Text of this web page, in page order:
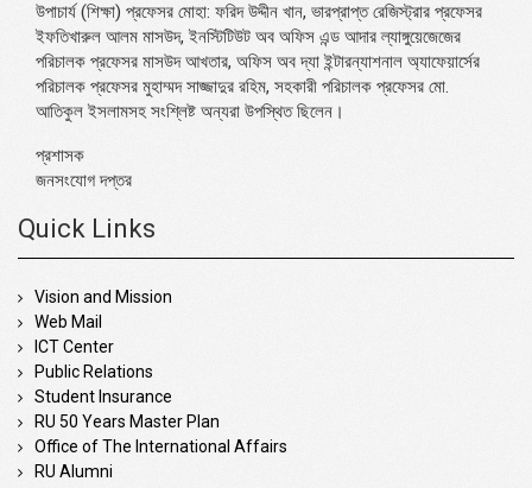
উপাচার্য (শিক্ষা) প্রফেসর মোহা: ফরিদ উদ্দীন খান, ভারপ্রাপ্ত রেজিস্ট্রার প্রফেসর
ইফতিখারুল আলম মাসউদ, ইনস্টিটিউট অব অফিস এন্ড আদার ল্যাঙ্গুয়েজেজের
পরিচালক প্রফেসর মাসউদ আখতার, অফিস অব দ্যা ইন্টারন্যাশনাল অ্যাফেয়ার্সের
পরিচালক প্রফেসর মুহাম্মদ সাজ্জাদুর রহিম, সহকারী পরিচালক প্রফেসর মো.
আতিকুল ইসলামসহ সংশ্লিষ্ট অন্যরা উপস্থিত ছিলেন।
প্রশাসক
জনসংযোগ দপ্তর
Quick Links
Vision and Mission
Web Mail
ICT Center
Public Relations
Student Insurance
RU 50 Years Master Plan
Office of The International Affairs
RU Alumni